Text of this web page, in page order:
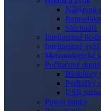
Náhlavná
Slúchadlá
Inteligentné
Inteligentné
Meteorologické
Počítačové
Blokátory
Podložky
USB
Power banky